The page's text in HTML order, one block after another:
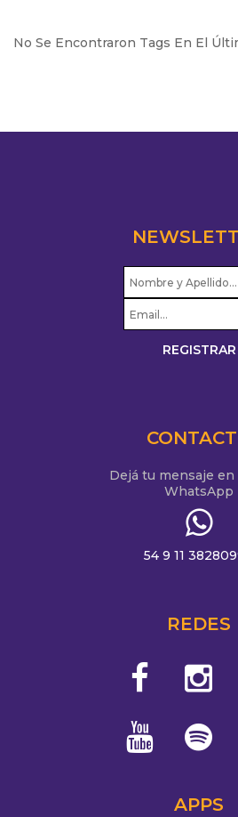
No Se Encontraron Tags En El
Dejá tu mensaje
WhatsApp
54 9 11
REDES
APPS